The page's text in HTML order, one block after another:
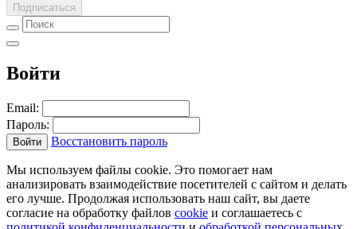
Подписаться
Войти
Email:
Пароль:
Войти Восстановить пароль
Мы используем файлы cookie. Это помогает нам
анализировать взаимодействие посетителей с сайтом и делать
его лучше. Продолжая использовать наш сайт, вы даете
согласие на обработку файлов cookie и соглашаетесь с